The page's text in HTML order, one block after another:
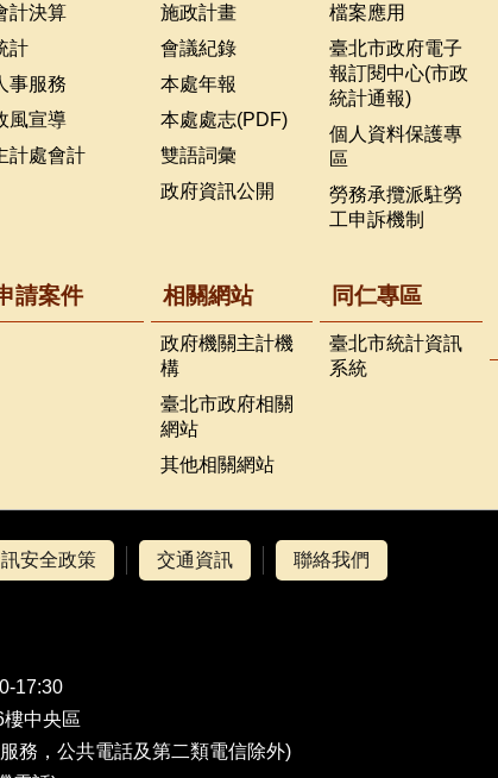
計決算
計
事服務
風宣導
計處會計
施政計畫
會議紀錄
本處年報
本處處志(PDF)
雙語詞彙
政府資訊公開
檔案應用
臺北市政府電子
報訂閱中心(市政
統計通報)
個人資料保護專
區
勞務承攬派駐勞
工申訴機制
請案件 相關網站
政府機關主計機
構
臺北市政府相關
網站
其他相關網站
同仁專區
臺北市統計資訊
系統
安全政策 交通資訊 聯絡我們
17:30
中央區
務，公共電話及第二類電信除外)